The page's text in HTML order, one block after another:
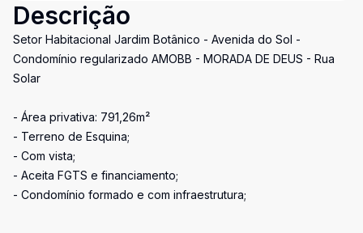
Descrição
Setor Habitacional Jardim Botânico - Avenida do Sol -
Condomínio regularizado AMOBB - MORADA DE DEUS - Rua
Solar
- Área privativa: 791,26m²
- Terreno de Esquina;
- Com vista;
- Aceita FGTS e financiamento;
- Condomínio formado e com infraestrutura;